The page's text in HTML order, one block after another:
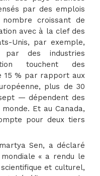
par des emplois
croissant de
avec à la clef des
Unis, par exemple,
par des industries
touchent des
15 % par rapport aux
plus de 30
— dépendent des
Et au Canada,
pour deux tiers
Sen, a déclaré
« a rendu le
et culturel,